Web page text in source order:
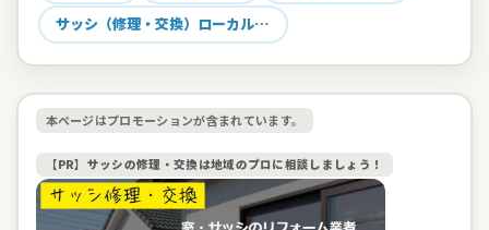
サッシ（修理・交換）ローカル…
本ページはプロモーションが含まれています。
【PR】サッシの修理・交換は地域のプロに相談しましょう！